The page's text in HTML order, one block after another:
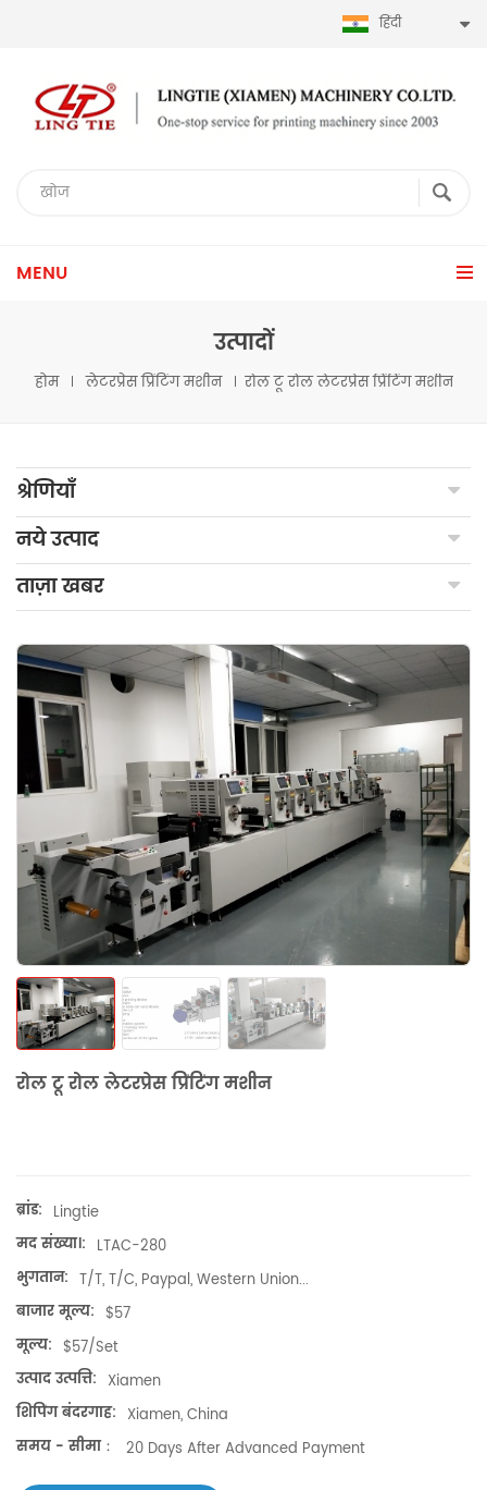
हिंदी
MENU
उत्पादों
होम लेटरप्रेस प्रिंटिंग मशीन रोल टू रोल लेटरप्रेस प्रिंटिंग मशीन
श्रेणियाँ
नये उत्पाद
ताज़ा खबर
रोल टू रोल लेटरप्रेस प्रिंटिंग मशीन
ब्रांड: Lingtie
मद संख्या।: ​LTAC-280
भुगतान: T/T, T/C, Paypal, Western Union...
बाजार मूल्य: $57
मूल्य: $57/set
उत्पाद उत्पत्ति: Xiamen
शिपिंग बंदरगाह: Xiamen, China
समय - सीमा：
20 Days After Advanced Payment